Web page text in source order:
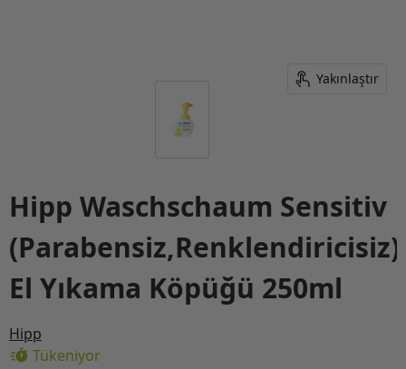
Yakınlaştır
Hipp Waschschaum Sensitiv
(Parabensiz,Renklendiricisiz)
El Yıkama Köpüğü 250ml
Hipp
Tükeniyor